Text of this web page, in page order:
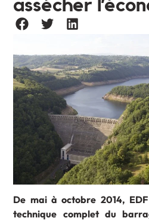
assécher
De mai à octobre 2014,
technique complet du